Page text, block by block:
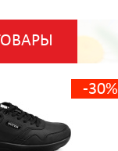
-30%